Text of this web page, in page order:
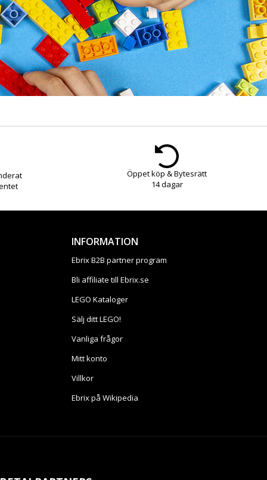
Öppet köp & Bytesrätt
14 dagar
INFORMATION
Ebrix B2B partner program
Bli affiliate till Ebrix.se
LEGO Kataloger
Sälj ditt LEGO!
Vanliga frågor
Mitt konto
Villkor
Ebrix på Wikipedia